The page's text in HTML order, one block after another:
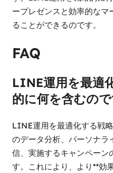
ープレゼンスと効率的な
ることができるのです。
FAQ
LINE運用を最適
的に何を含むの
LINE運用を最適化する戦
のデータ分析、パーソナラ
信、実施するキャンペーン
す。これにより、より**効